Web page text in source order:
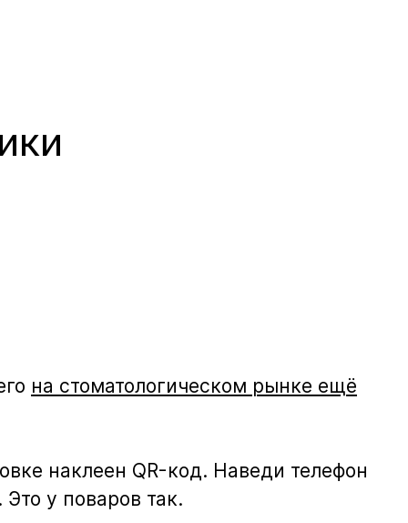
на стоматологическом рынке ещё
наклеен QR-код. Наведи телефон
у поваров так.